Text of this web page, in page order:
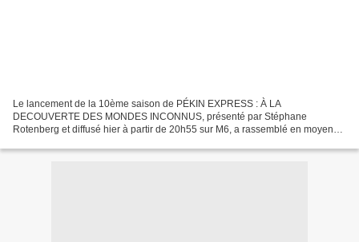
Le lancement de la 10ème saison de PÉKIN EXPRESS : À LA
DECOUVERTE DES MONDES INCONNUS, présenté par Stéphane
Rotenberg et diffusé hier à partir de 20h55 sur M6, a rassemblé en moyenne